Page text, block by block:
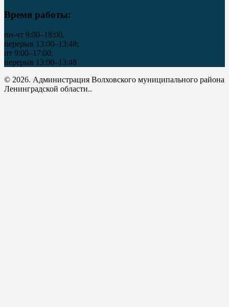
Время работы:
пн-чт 9:00–18:00,
перерыв 13:00–13:48;
пт 9:00–17:00,
перерыв 13:00–13:48
© 2026. Администрация Волховского муниципального района
Ленинградской области..